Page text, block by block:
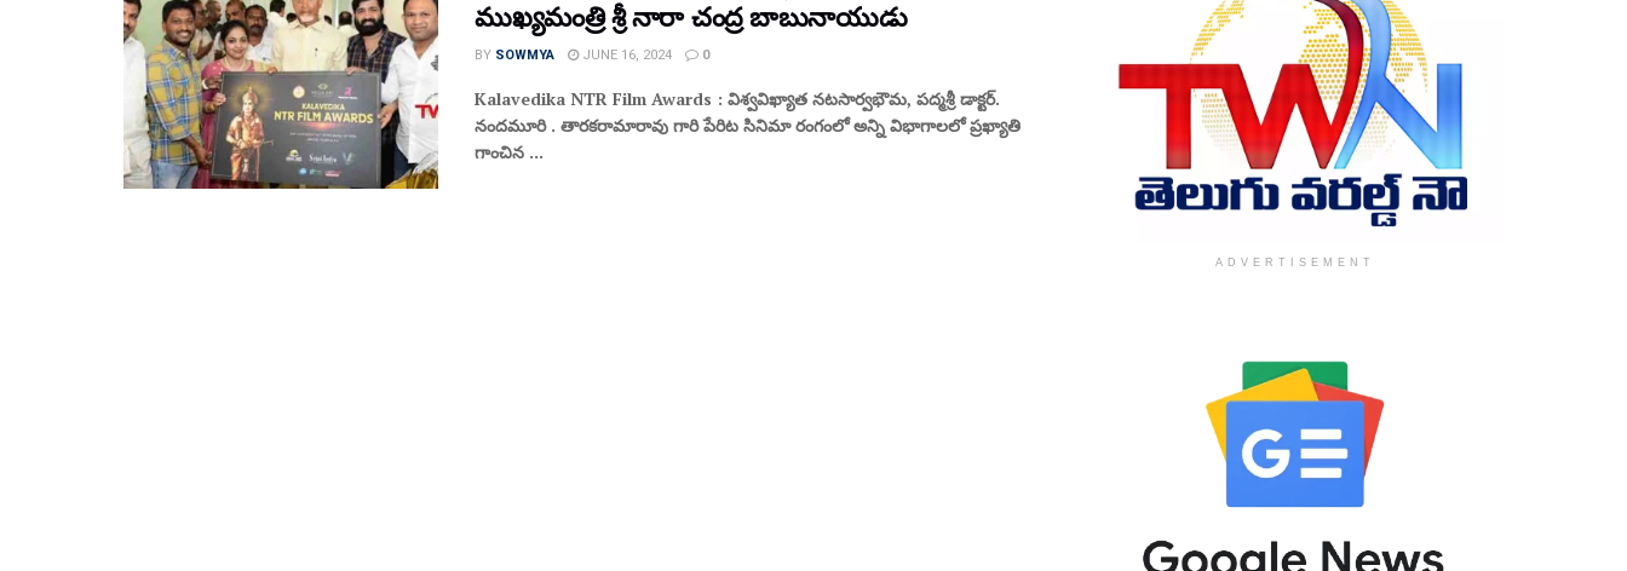
ముఖ్యమంత్రి శ్రీ నారా చంద్ర బాబునాయుడు
BY SOWMYA JUNE 16, 2024 0
Kalavedika NTR Film Awards : విశ్వవిఖ్యాత నటసార్వభౌమ, పద్మశ్రీ డాక్టర్.
నందమూరి . తారకరామారావు గారి పేరిట సినిమా రంగంలో అన్ని విభాగాలలో ప్రఖ్యాతి
గాంచిన ...
ADVERTISEMENT